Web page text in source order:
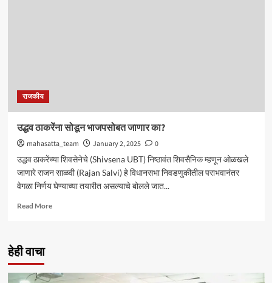
राजकीय
उद्धव ठाकरेंना सोडून भाजपसोबत जाणार का?
mahasatta_team January 2, 2025
0
उद्धव ठाकरेंच्या शिवसेनेचे (Shivsena UBT) निष्ठावंत शिवसैनिक म्हणून ओळखले
जाणारे राजन साळवी (Rajan Salvi) हे विधानसभा निवडणुकीतील पराभवानंतर
वेगळा निर्णय घेण्याच्या तयारीत असल्याचे बोलले जात...
Read MoreRead
भाजपसोबत
हेही वाचा